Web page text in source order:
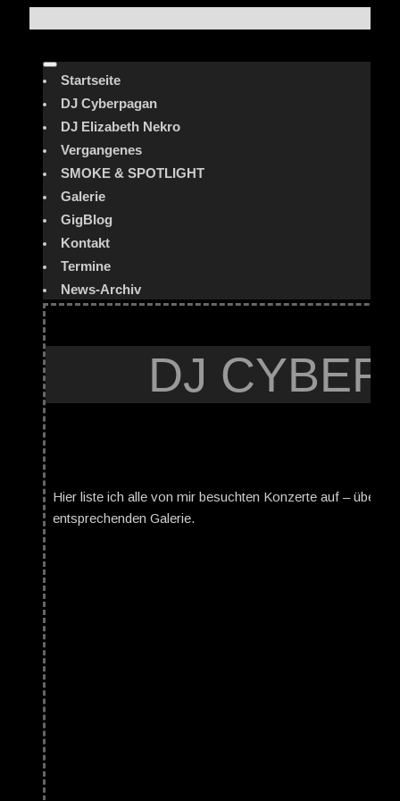
Startseite
DJ Cyberpagan
DJ Elizabeth Nekro
Vergangenes
SMOKE & SPOTLIGHT
Galerie
GigBlog
Kontakt
Termine
News-Archiv
DJ
Hier liste ich alle von mir besuchten Konzerte auf – über
entsprechenden Galerie.